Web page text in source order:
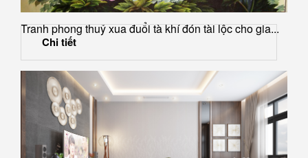
Tranh phong thuỷ xua đuổi tà khí đón tài lộc cho gia...
Chi tiết